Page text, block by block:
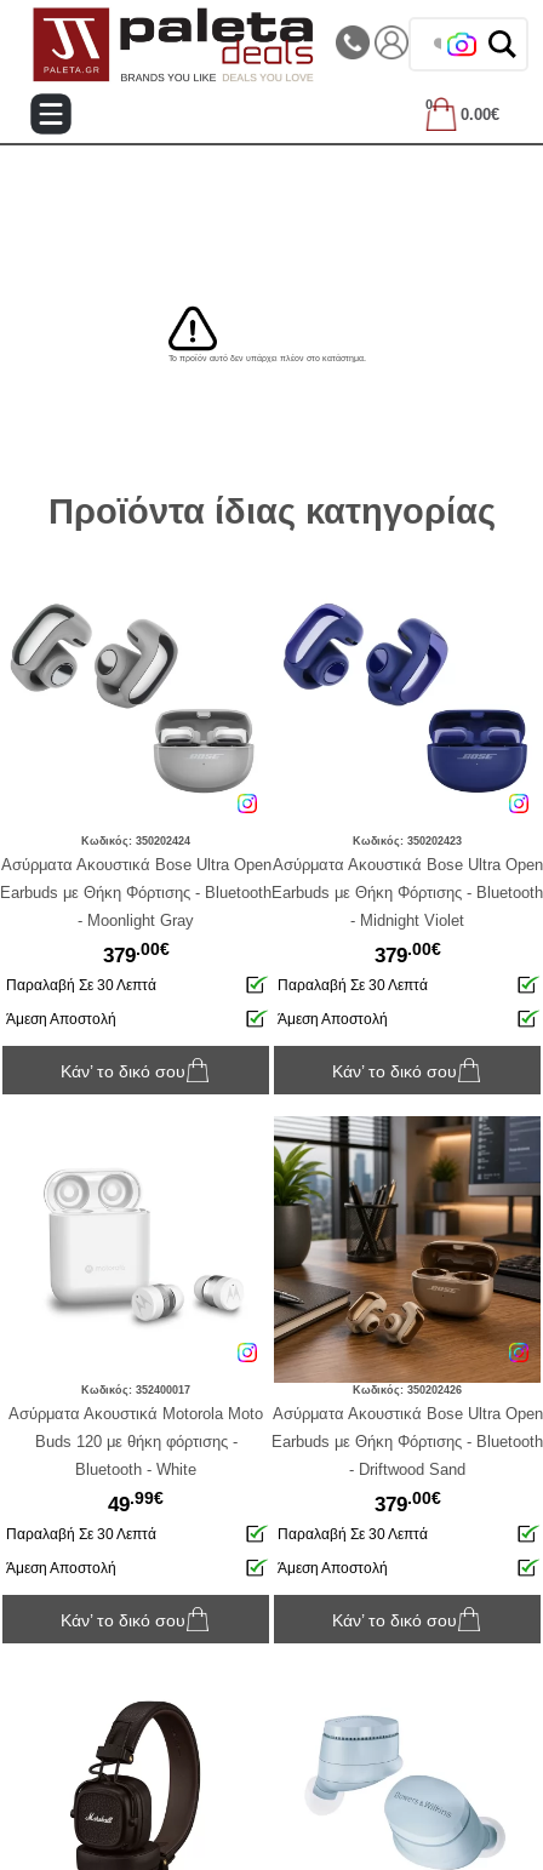
Τηλεφωνικές Παραγγελίες: 2105714144 |||
❤️ Βρες τα
0
0.00€
Το προϊόν αυτό δεν υπάρχει πλέον στο κατάστημα.
Προϊόντα ίδιας κατηγορίας
Κωδικός: 350202424
Ασύρματα Ακουστικά Bose Ultra Open
Earbuds με Θήκη Φόρτισης - Bluetooth
- Moonlight Gray
379.00€
Παραλαβή Σε 30 Λεπτά
Άμεση Αποστολή
Κάν’ το δικό σου
Κωδικός: 350202423
Ασύρματα Ακουστικά Bose Ultra Open
Earbuds με Θήκη Φόρτισης - Bluetooth
- Midnight Violet
379.00€
Παραλαβή Σε 30 Λεπτά
Άμεση Αποστολή
Κάν’ το δικό σου
Κωδικός: 352400017
Ασύρματα Ακουστικά Motorola Moto
Buds 120 με θήκη φόρτισης -
Bluetooth - White
49.99€
Παραλαβή Σε 30 Λεπτά
Άμεση Αποστολή
Κάν’ το δικό σου
Κωδικός: 350202426
Ασύρματα Ακουστικά Bose Ultra Open
Earbuds με Θήκη Φόρτισης - Bluetooth
- Driftwood Sand
379.00€
Παραλαβή Σε 30 Λεπτά
Άμεση Αποστολή
Κάν’ το δικό σου